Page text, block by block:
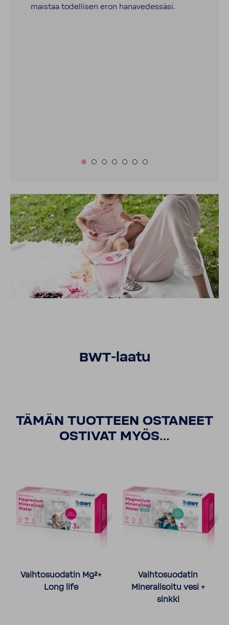
maistaa todellisen eron hanavedessäsi.
BWT-laatu
TÄMÄN TUOTTEEN OSTANEET
OSTIVAT MYÖS…
Vaihtosuodatin Mg²+
Long life
Vaihtosuodatin
Mineralisoitu vesi +
sinkki